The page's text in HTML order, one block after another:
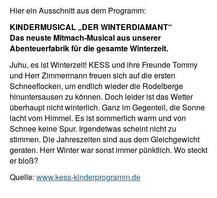
Hier ein Ausschnitt aus dem Programm:
KINDERMUSICAL „DER WINTERDIAMANT“
Das neuste Mitmach-Musical aus unserer
Abenteuerfabrik für die gesamte Winterzeit.
Juhu, es ist Winterzeit! KESS und ihre Freunde Tommy
und Herr Zimmermann freuen sich auf die ersten
Schneeflocken, um endlich wieder die Rodelberge
hinuntersausen zu können. Doch leider ist das Wetter
überhaupt nicht winterlich. Ganz im Gegenteil, die Sonne
lacht vom Himmel. Es ist sommerlich warm und von
Schnee keine Spur. Irgendetwas scheint nicht zu
stimmen. Die Jahreszeiten sind aus dem Gleichgewicht
geraten. Herr Winter war sonst immer pünktlich. Wo steckt
er bloß?
Quelle: www.kess-kinderprogramm.de